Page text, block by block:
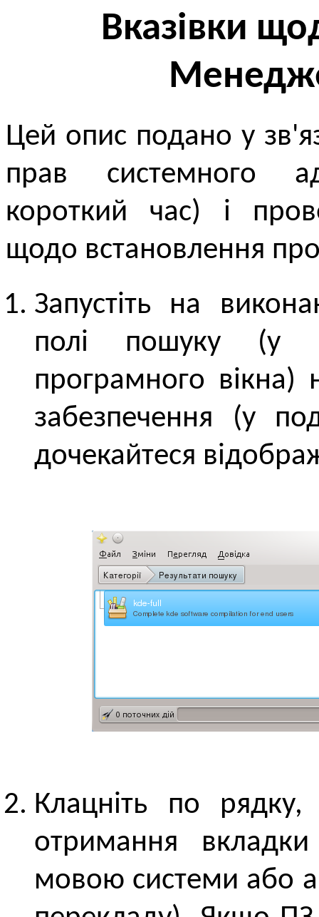
Вказівки
Цей опис подано у
прав системного
короткий час) i
щодо встановлення
Запустіть на
полі пошуку (у
програмного вікна)
забезпечення (у
дочекайтеся
Клацніть по
отримання
мовою системи або